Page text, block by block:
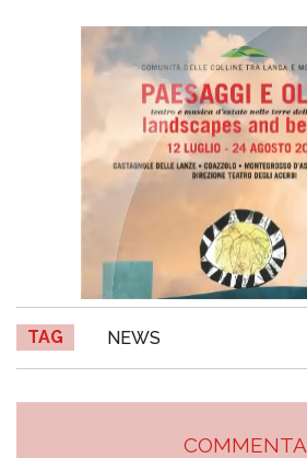
TAG NEWS
COMMENTA